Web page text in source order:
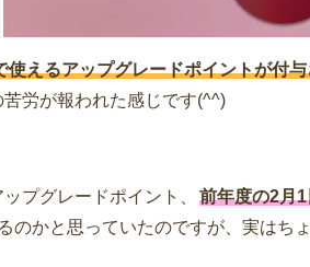
使えるアップグレードポイントが付
労が報われた感じです(^^)
プグレードポイント、 前年度の2月
のかと思っていたのですが、実はち